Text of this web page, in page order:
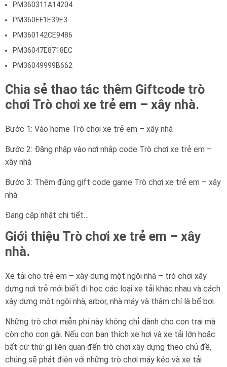
PM360311A14204
PM360EF1E39E3
PM360142CE9486
PM36047E8718EC
PM36049999B662
Chia sẻ thao tác thêm Giftcode trò
chơi Trò chơi xe trẻ em – xây nhà.
Bước 1: Vào home Trò chơi xe trẻ em – xây nhà
Bước 2: Đăng nhập vào nơi nhập code Trò chơi xe trẻ em –
xây nhà
Bước 3: Thêm đúng gift code game Trò chơi xe trẻ em – xây
nhà
Đang cập nhật chi tiết…
Giới thiệu Trò chơi xe trẻ em – xây
nhà.
Xe tải cho trẻ em – xây dựng một ngôi nhà – trò chơi xây
dựng nơi trẻ mới biết đi học các loại xe tải khác nhau và cách
xây dựng một ngôi nhà, arbor, nhà máy và thậm chí là bể bơi.
Những trò chơi miễn phí này không chỉ dành cho con trai mà
còn cho con gái. Nếu con bạn thích xe hơi và xe tải lớn hoặc
bất cứ thứ gì liên quan đến trò chơi xây dựng theo chủ đề,
chúng sẽ phát điên với những trò chơi máy kéo và xe tải